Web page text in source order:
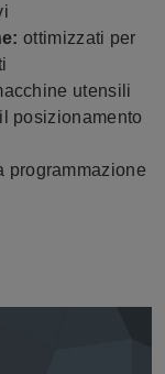
ottimizzati per
utensili
posizionamento
programmazione